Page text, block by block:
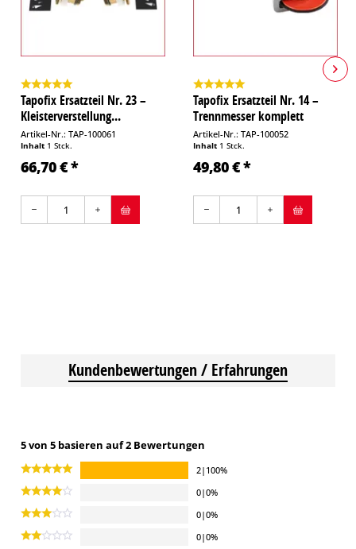
Tapofix Ersatzteil Nr. 23 –
Kleisterverstellung...
Artikel-Nr.: TAP-100061
Inhalt 1 Stck.
66,70 € *
Tapofix Ersatzteil Nr. 14 –
Trennmesser komplett
Artikel-Nr.: TAP-100052
Inhalt 1 Stck.
49,80 € *
Kundenbewertungen / Erfahrungen
5 von 5 basieren auf 2 Bewertungen
2|100%
0|0%
0|0%
0|0%